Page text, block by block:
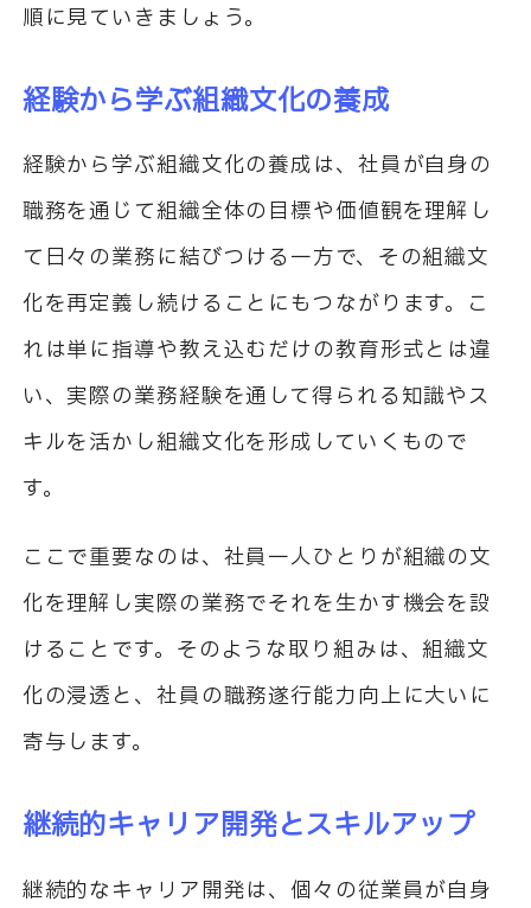
順に見ていきましょう。
経験から学ぶ組織文化の養成
経験から学ぶ組織文化の養成は、社員が自身の
職務を通じて組織全体の目標や価値観を理解し
て日々の業務に結びつける一方で、その組織文
化を再定義し続けることにもつながります。こ
れは単に指導や教え込むだけの教育形式とは違
い、実際の業務経験を通して得られる知識やス
キルを活かし組織文化を形成していくもので
す。
ここで重要なのは、社員一人ひとりが組織の文
化を理解し実際の業務でそれを生かす機会を設
けることです。そのような取り組みは、組織文
化の浸透と、社員の職務遂行能力向上に大いに
寄与します。
継続的キャリア開発とスキルアップ
継続的なキャリア開発は、個々の従業員が自身